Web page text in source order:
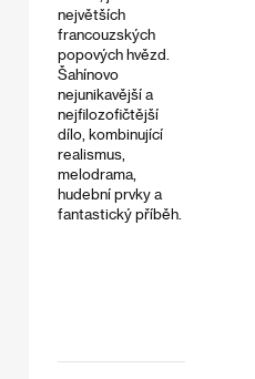
největších
francouzských
popových hvězd.
Šahínovo
nejunikavější a
nejfilozofičtější
dílo, kombinující
realismus,
melodrama,
hudební prvky a
fantastický příběh.